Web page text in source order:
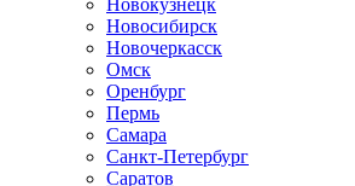
Новокузнецк
Новосибирск
Новочеркаcск
Омск
Оренбург
Пермь
Самара
Санкт-Петербург
Саратов